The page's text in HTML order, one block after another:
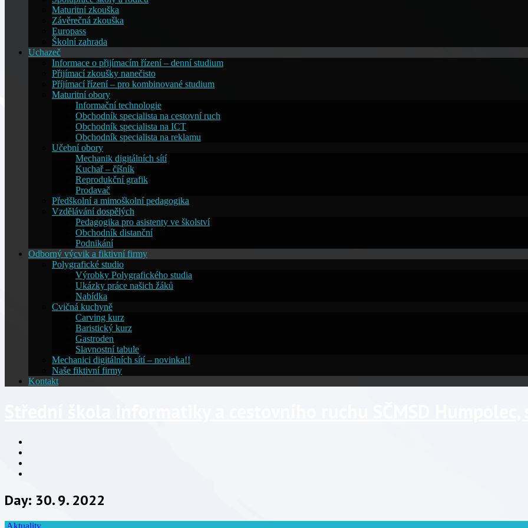
Maturitní zkouška
Závěrečná zkouška
Europass
Školní zahrada
Uchazeč
Informace o přijímacím řízení – denní studium
Přijímací zkoušky nanečisto
Příjímací řízení – pro kombinované studium
Maturitní obory
Informační technologie
Obchodník specialista na cestovní ruch
Obchodník specialista na ICT
Obchodník specialista na reklamu
Učební obory
Mechanik digitálních sítí
Kuchař – číšník
Reprodukční grafik
Prodavač
Předškolní a mimoškolní pedagogika
Vzdělávání dospělých
Pedagogika pro asistenty ve školství
Obchodník distanční
Podnikání
Odborný výcvik a fiktivní firmy
Polygrafické studio
Výrobky Polygrafického studia
Ukázky práce našich žáků
Nabídka
Cvičná kuchyně
Carving kurz
Baristický kurz
Gastroden
Slavnostní tabule
Mechanici digitálních sítí – novinka!!
Naše fiktivní firmy
Kontakt
Day: 30. 9. 2022
Aktuality